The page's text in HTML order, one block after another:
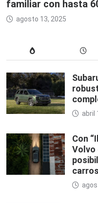
familiar con hasta
agosto 13, 2025
abril
Con
Volvo